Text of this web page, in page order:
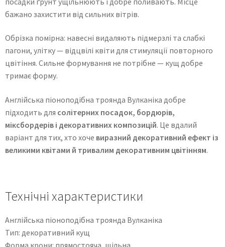
бажано захистити від сильних вітрів.
Обрізка помірна: навесні видаляють підмерзлі та слабкі
пагони, улітку — відцвілі квіти для стимуляції повторного
цвітіння. Сильне формування не потрібне — кущ добре
тримає форму.
Англійська піоноподібна троянда Вулканіка добре
підходить для солітерних посадок, бордюрів,
міксбордерів і декоративних композицій. Це вдалий
варіант для тих, хто хоче виразний декоративний ефект із
великими квітами й тривалим декоративним цвітінням.
Технічні характеристики
Англійська піоноподібна троянда Вулканіка
Тип: декоративний кущ